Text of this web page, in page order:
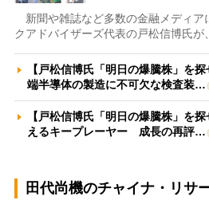
新聞や雑誌など多数の金融メディア
クアドバイザーズ代表の戸松信博氏が
【戸松信博氏「明日の爆騰株」を
端半導体の製造に不可欠な検査装…
【戸松信博氏「明日の爆騰株」を
えるキープレーヤー 成長の再評…
田代尚機のチャイナ・リサ